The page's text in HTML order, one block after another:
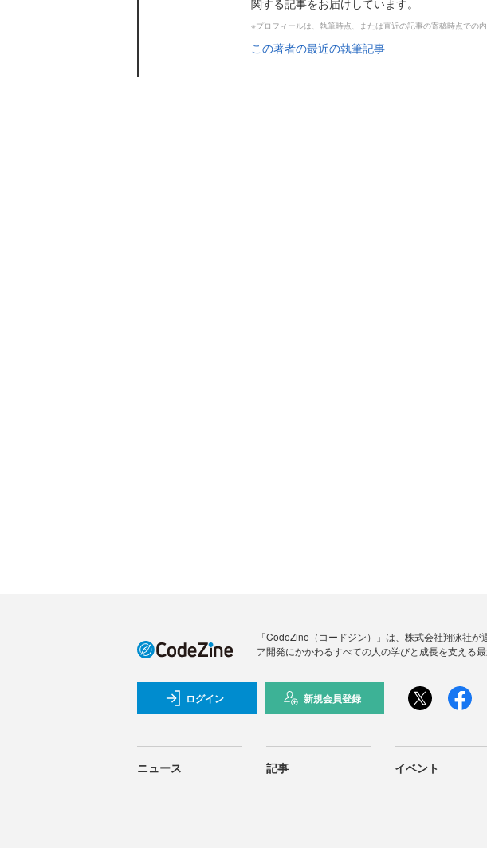
関する記事をお届けしています。
※プロフィールは、執筆時点、または直近の記事の寄稿時点での
この著者の最近の執筆記事
「CodeZine（コードジン）」は、株式会社翔泳社
ア開発にかかわるすべての人の学びと成長を支える
ログイン 新規会員登録
ニュース 記事 イベント